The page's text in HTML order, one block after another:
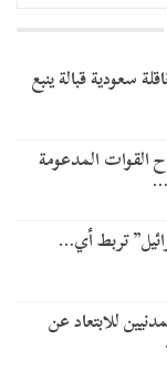
سعودية قبالة ينبع
القوات المدعومة
تربط أي…
للابتعاد عن